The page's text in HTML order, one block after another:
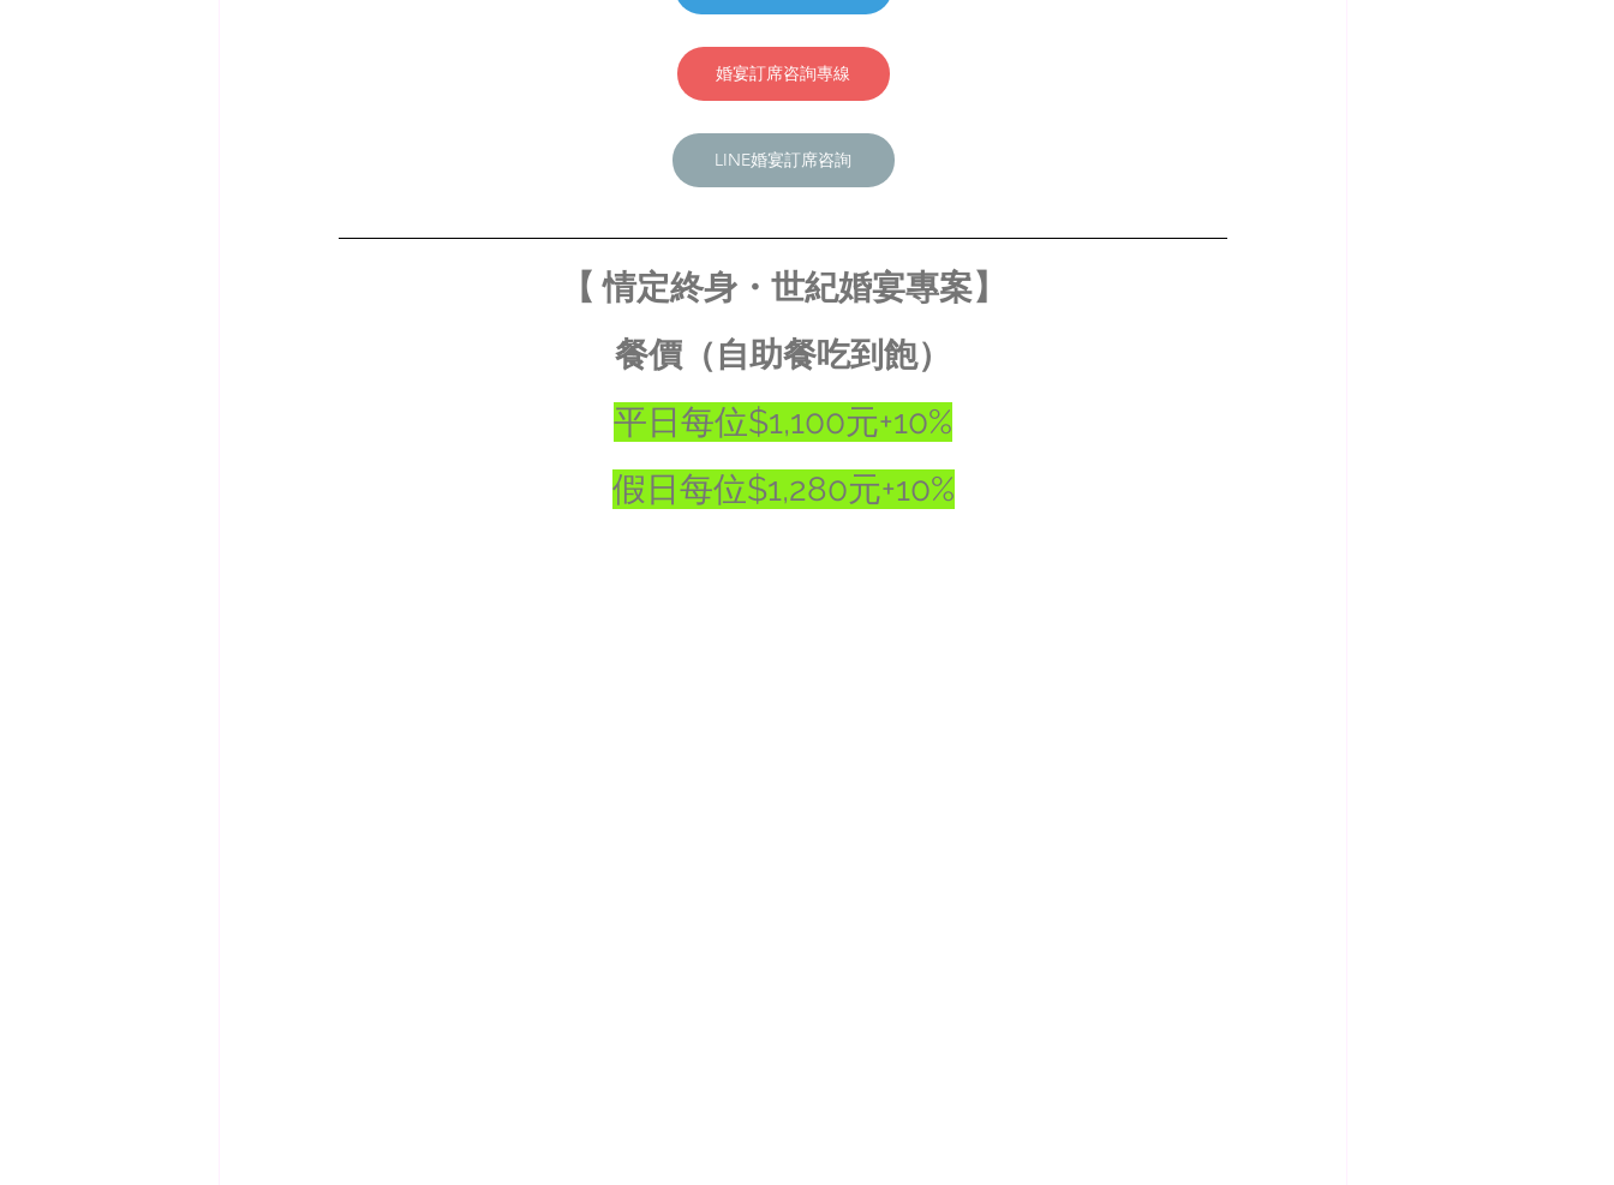
婚宴訂席咨詢專線
LINE婚宴訂席咨詢
【 情定終身・世紀婚宴專案】
餐價（自助餐吃到飽）
平日每位$1,100元+10%
假日每位$1,280元+10%